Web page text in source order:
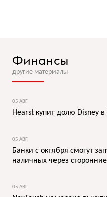
Финансы
другие материалы
05 АВГ
Hearst купит долю Disney
05 АВГ
Банки с октября смогут
наличных через
05 АВГ